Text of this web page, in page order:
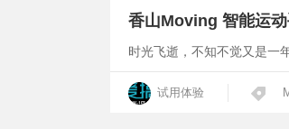
香山Moving 智能运
时光飞逝，不知不觉又是一
试用体验